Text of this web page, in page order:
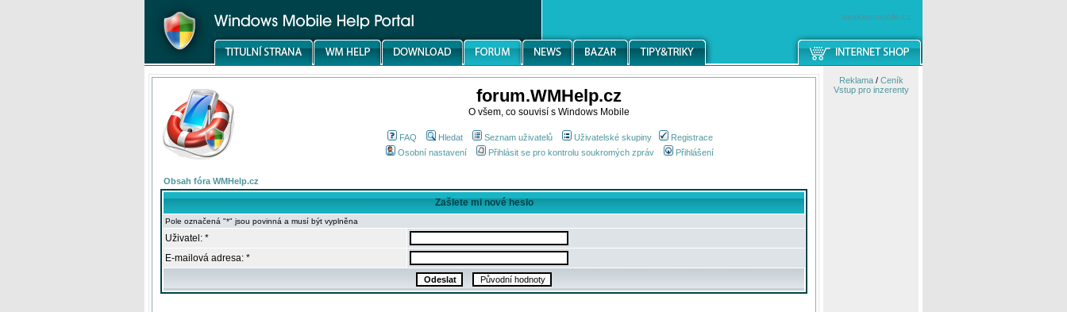
windowsmobile.cz
forum.WMHelp.cz
O všem, co souvisí s Windows Mobile
FAQ Hledat Seznam uživatelů Uživatelské skupiny
Registrace
Osobní nastavení
Přihlásit se pro kontrolu soukromých zpráv Přihlášení
Obsah fóra WMHelp.cz
Zašlete mi nové heslo
Pole označená "*" jsou povinná a musí být vyplněna
Uživatel: *
E-mailová adresa: *
Reklama/ Ceník
Vstup pro inzerenty